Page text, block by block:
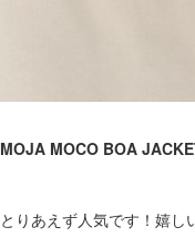
MOJA MOCO BOA
とりあえず人気です！嬉し